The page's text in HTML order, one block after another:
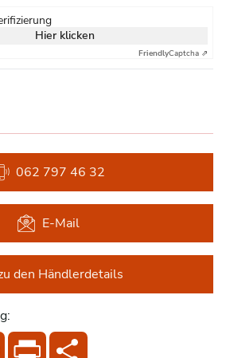
Hier klicken
FriendlyCaptcha ⇗
062 797 46 32
E-Mail
den Händlerdetails
WhatsApp
Print